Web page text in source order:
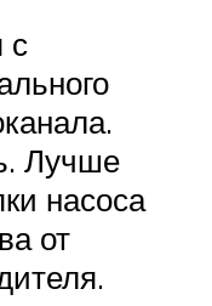
с
Лучше
насоса
от